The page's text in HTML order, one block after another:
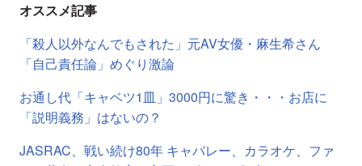
オススメ記事
「殺人以外なんでもされた」元AV女優・麻生希さん
「自己責任論」めぐり激論
お通し代「キャベツ1皿」3000円に驚き・・・お店に
「説明義務」はないの？
JASRAC、戦い続け80年 キャバレー、カラオケ、ファ